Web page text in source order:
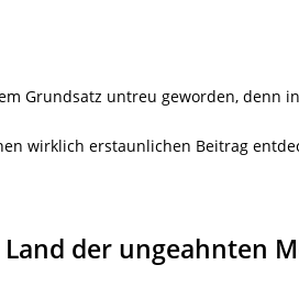
Grundsatz untreu geworden, denn
wirklich erstaunlichen Beitrag
der ungeahnten